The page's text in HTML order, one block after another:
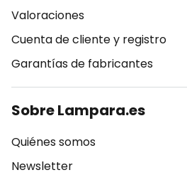
Valoraciones
Cuenta de cliente y registro
Garantías de fabricantes
Sobre Lampara.es
Quiénes somos
Newsletter